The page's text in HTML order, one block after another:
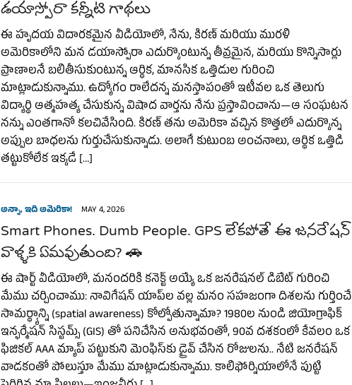
డయాస్పోరా కన్నీటి గాథలు
ఈ హృదయ విదారకమైన వీడియోలో, నేను, కిరణ్ మరియు మురళీ
అమెరికాలోని మన డయాస్పోరా ఎదుర్కొంటున్న తీవ్రమైన, మరియు కొన్నిసార్లు
ప్రాణాలనే బలితీసుకుంటున్న ఆర్థిక, మానసిక ఒత్తిడుల గురించి
మాట్లాడుకున్నాము. ఉద్యోగం రాలేదన్న మనస్తాపంతో ఇటీవల ఒక తెలుగు
విద్యార్థి ఆత్మహత్య చేసుకున్న విషాద వార్తను నేను ప్రస్తావించాను—ఆ సంఘటన
నన్ను ఎంతగానో కలచివేసింది. కిరణ్ తను అమెరికా వచ్చిన కొత్తలో ఎదుర్కొన్న
అప్పుల బాధలను గుర్తుచేసుకున్నాడు. అలాగే కుటుంబ అంచనాలు, ఆర్థిక ఒత్తిడి
తట్టుకోలేక ఇక్కడే […]
అన్నా, ఇది అమెరికా! MAY 4, 2026
Smart Phones. Dumb People. GPS లేకపోతే ఈ జనరేషన్
వాళ్ళకి ఏమవుతుంది? 🚗
ఈ షార్ట్ వీడియోలో, మనందరికీ కనెక్ట్ అయ్యే ఒక జనరేషనల్ డిబేట్ గురించి
మేము చర్చించాము: నావిగేషన్ యాప్‌ల వల్ల మనం సహజంగా దిశలను గుర్తించే
సామర్థ్యాన్ని (spatial awareness) కోల్పోతున్నామా? 1980ల నుండి జియోగ్రాఫిక్
ఇన్ఫర్మేషన్ సిస్టమ్స్ (GIS) తో పనిచేసిన అనుభవంతో, 90వ దశకంలో కేవలం ఒక
ఫిజికల్ AAA మ్యాప్ పట్టుకుని మెంఫిస్‌కు డ్రైవ్ చేసిన రోజులను.. నేటి జనరేషన్
వాడకంతో పోలుస్తూ మేము మాట్లాడుకున్నాము. కాలిఫోర్నియాలోనే పుట్టి